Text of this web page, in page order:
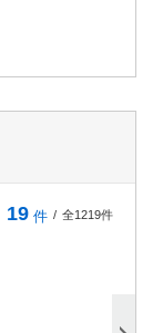
19 件 / 全1219件